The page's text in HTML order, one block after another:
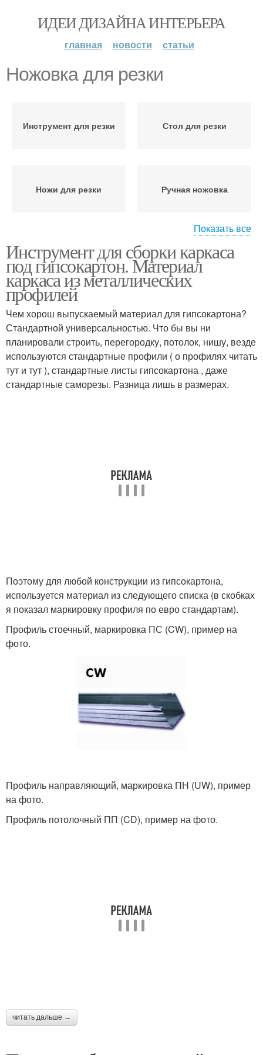
ИДЕИ ДИЗАЙНА ИНТЕРЬЕРА
главная новости статьи
Ножовка для резки
Инструмент для резки Стол для резки
Ножи для резки Ручная ножовка
гипсокартону
Показать все
Инструмент для сборки каркаса
под гипсокартон. Материал
каркаса из металлических
профилей
Чем хорош выпускаемый материал для гипсокартона?
Стандартной универсальностью. Что бы вы ни
планировали строить, перегородку, потолок, нишу, везде
используются стандартные профили ( о профилях читать
тут и тут ), стандартные листы гипсокартона , даже
стандартные саморезы. Разница лишь в размерах.
Поэтому для любой конструкции из гипсокартона,
используется материал из следующего списка (в скобках
я показал маркировку профиля по евро стандартам).
Профиль стоечный, маркировка ПС (CW), пример на
фото.
Профиль направляющий, маркировка ПН (UW), пример
на фото.
Профиль потолочный ПП (CD), пример на фото.
читать дальше →